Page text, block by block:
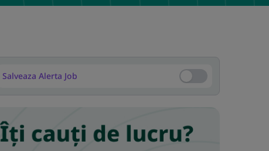
Salveaza Alerta Job Salveaza Alerta Job